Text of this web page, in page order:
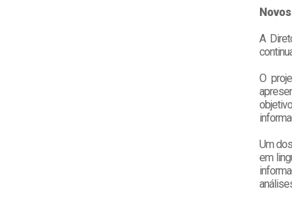
A
O
Um
em